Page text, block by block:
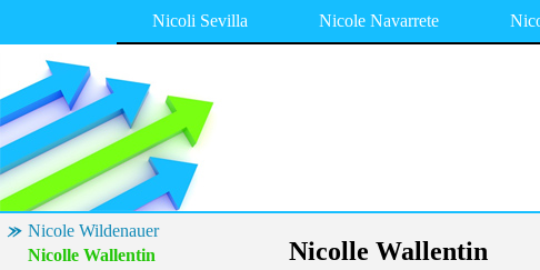
Nicoli Sevilla Nicole Navarrete
Nicole Wildenauer
Nicolle Wallentin
Nicolle Wallentin